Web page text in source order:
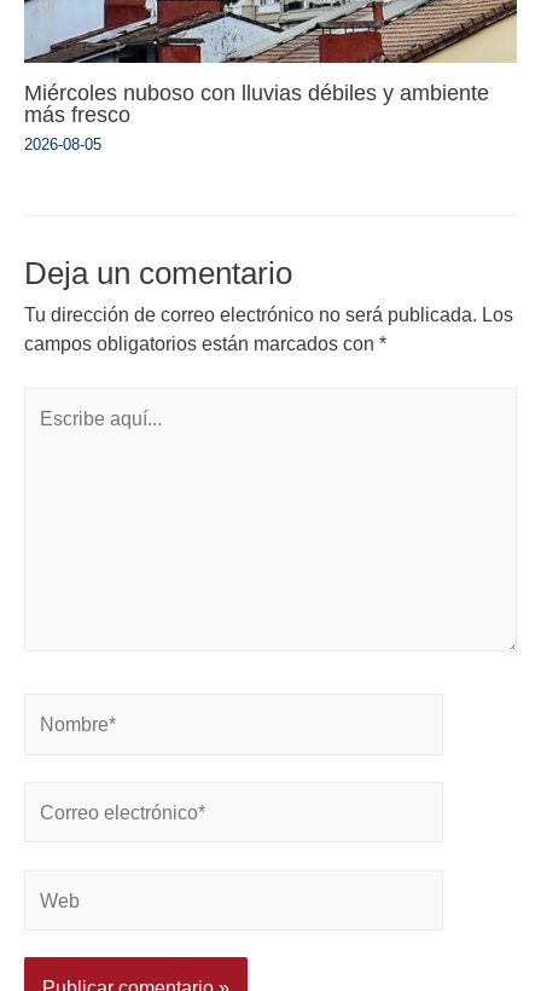
Miércoles nuboso con lluvias débiles y ambiente
más fresco
2026-08-05
Deja un comentario
Tu dirección de correo electrónico no será publicada. Los
campos obligatorios están marcados con *